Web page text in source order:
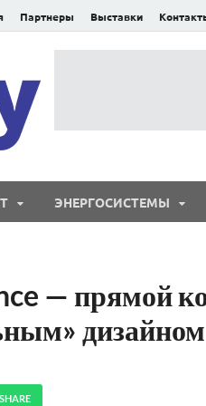
Партнеры Выставки
ЭНЕРГОСИСТЕМЫ
— прямой
дизайном
SHARE